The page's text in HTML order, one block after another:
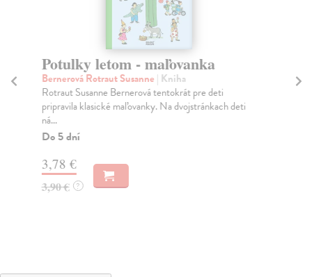
Potulky letom - maľovanka
Bernerová Rotraut Susanne | Kniha
Rotraut Susanne Bernerová tentokrát pre deti
pripravila klasické maľovanky. Na dvojstránkach deti
ná...
Do 5 dní
3,78 €
3,90 € ?